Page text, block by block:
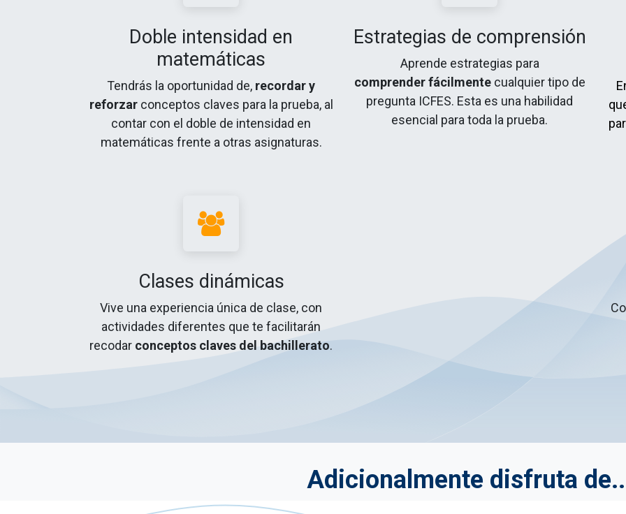
Doble intensidad en
matemáticas
Tendrás la oportunidad de, recordar y
reforzarconceptos claves para la prueba, al
contar con el doble de intensidad en
matemáticas frente a otras asignaturas.
Estrategias de comprensión
Aprende estrategias para
comprender fácilmentecualquier tipo de
pregunta ICFES. Esta es una habilidad
esencial para toda la prueba.
Clases dinámicas
Vive una experiencia única de clase, con
actividades diferentes que te facilitarán
recodar conceptos claves del bachillerato.
Adicionalmente disfruta